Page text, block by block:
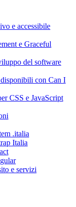
e accessibile
e Graceful
del software
con Can I
CSS e JavaScript
.italia
Italia
e servizi